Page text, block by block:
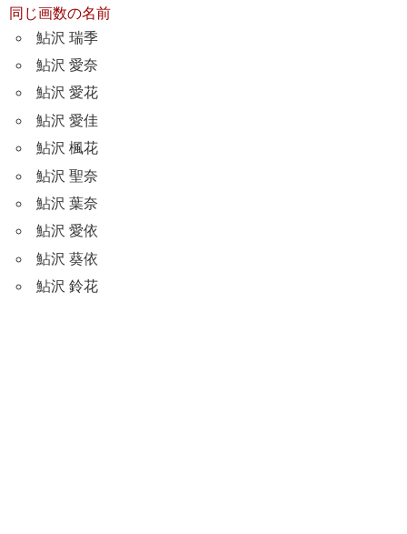
同じ画数の名前
鮎沢 瑞季
鮎沢 愛奈
鮎沢 愛花
鮎沢 愛佳
鮎沢 楓花
鮎沢 聖奈
鮎沢 葉奈
鮎沢 愛依
鮎沢 葵依
鮎沢 鈴花